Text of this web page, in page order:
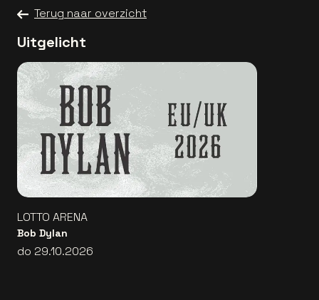
Terug naar overzicht
Uitgelicht
LOTTO ARENA
Bob Dylan
do 29.10.2026